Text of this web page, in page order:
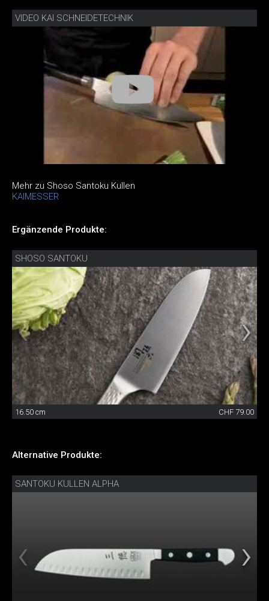
VIDEO KAI SCHNEIDETECHNIK
Mehr zu Shoso Santoku Kullen
KAIMESSER
Ergänzende Produkte:
SHOSO SANTOKU
16.50 cm CHF 79.00
Alternative Produkte:
SANTOKU KULLEN ALPHA